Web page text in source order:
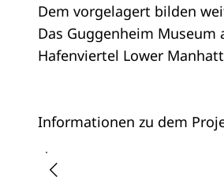
Dem vorgelagert bilden
Das Guggenheim
Hafenviertel Lower
Informationen zu dem